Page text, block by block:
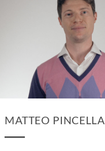
MATTEO PINCELLA